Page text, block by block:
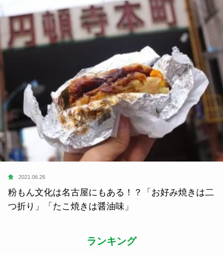
食 2021.06.26
粉もん文化は名古屋にもある！？「お好み焼きは二
つ折り」「たこ焼きは醤油味」
ランキング